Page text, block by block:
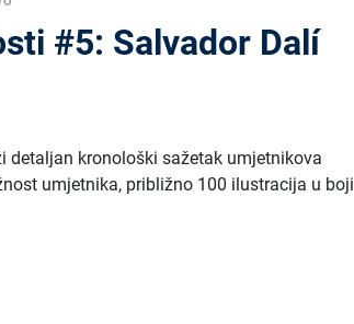
#5: Salvador Dalí
detaljan kronološki sažetak umjetnikova
umjetnika, približno 100 ilustracija u boji